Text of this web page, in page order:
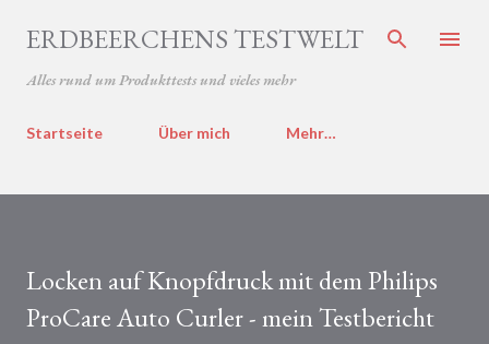
Direkt zum Hauptbereich
ERDBEERCHENS TESTWELT
Alles rund um Produkttests und vieles mehr
Startseite Über mich Mehr…
Locken auf Knopfdruck mit dem Philips
ProCare Auto Curler - mein Testbericht